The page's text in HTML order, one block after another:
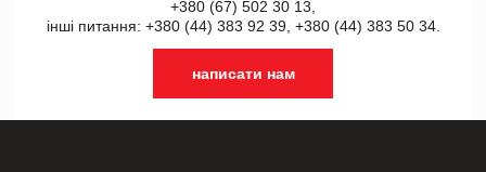
+380 (67) 502 30 13,
інші питання: +380 (44) 383 92 39, +380 (44) 383 50 34.
написати нам